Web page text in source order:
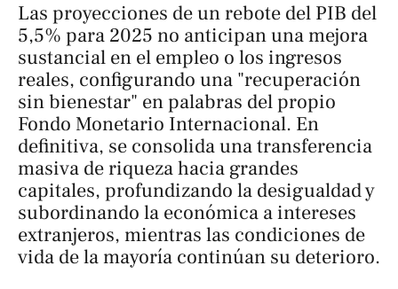
Las proyecciones de un rebote del PIB del
5,5% para 2025 no anticipan una mejora
sustancial en el empleo o los ingresos
reales, configurando una "recuperación
sin bienestar" en palabras del propio
Fondo Monetario Internacional. En
definitiva, se consolida una transferencia
masiva de riqueza hacia grandes
capitales, profundizando la desigualdad y
subordinando la económica a intereses
extranjeros, mientras las condiciones de
vida de la mayoría continúan su deterioro.